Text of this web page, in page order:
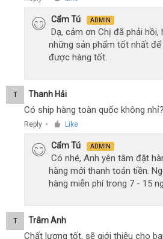
Cẩm Tú ADMIN
Dạ, cảm ơn Chị đã phải
những sản phẩm tốt nhất
được hàng tốt.
T Thanh Hải
Có ship hàng toàn quốc không nhỉ?
Reply ● Like
Cẩm Tú ADMIN
Có nhé, Anh yên tâm đặt
hàng mới thanh toán tiền.
hàng miễn phí trong 7 - 15
T Trâm Anh
Chất lượng tốt, sẽ giới thiệu cho